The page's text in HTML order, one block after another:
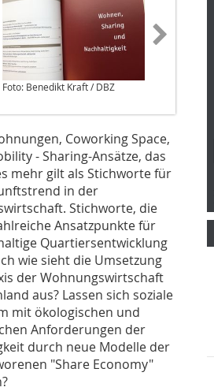
Foto: Benedikt Kraft / DBZ
Coworking Space,
- Sharing-Ansätze, das
mehr gilt als Stichworte für
in der
Stichworte, die
Ansatzpunkte für
Quartiersentwicklung
wie sieht die Umsetzung
der Wohnungswirtschaft
aus? Lassen sich soziale
mit ökologischen und
Anforderungen der
durch neue Modelle der
"Share Economy"